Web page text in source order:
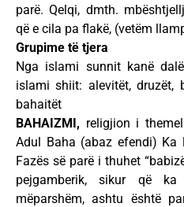
parë. Qelqi, dmth.
që e cila pa flakë, (vetëm
Grupime të tjera
Nga islami sunnit kanë
islami shiit: alevitët, druzët,
bahaitët
BAHAIZMI, religjion i
Adul Baha (abaz efendi)
Fazës së parë i thuhet
pejgamberik, sikur që
mëparshëm, ashtu është